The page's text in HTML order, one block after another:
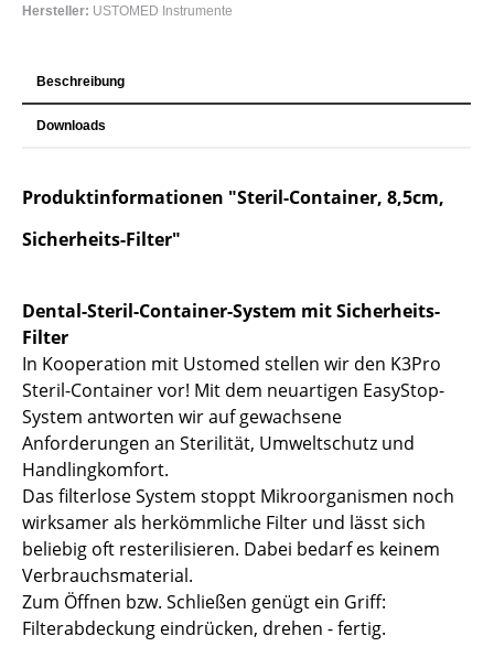
Hersteller: USTOMED Instrumente
Beschreibung
Downloads
Produktinformationen "Steril-Container, 8,5cm,
Sicherheits-Filter"
Dental-Steril-Container-System mit Sicherheits-
Filter
In Kooperation mit Ustomed stellen wir den K3Pro
Steril-Container vor! Mit dem neuartigen EasyStop-
System antworten wir auf gewachsene
Anforderungen an Sterilität, Umweltschutz und
Handlingkomfort.
Das filterlose System stoppt Mikroorganismen noch
wirksamer als herkömmliche Filter und lässt sich
beliebig oft resterilisieren. Dabei bedarf es keinem
Verbrauchsmaterial.
Zum Öffnen bzw. Schließen genügt ein Griff:
Filterabdeckung eindrücken, drehen - fertig.